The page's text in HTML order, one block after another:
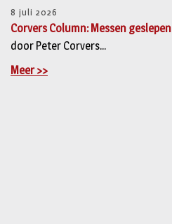
8 juli 2026
Corvers Column: Messen geslepen
door Peter Corvers...
Meer >>